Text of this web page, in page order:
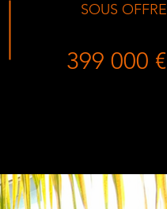
SOUS OFFRE
399 000 €